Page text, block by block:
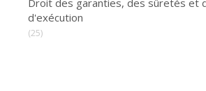
Droit des garanties, des sûretés et
d'exécution
(25)